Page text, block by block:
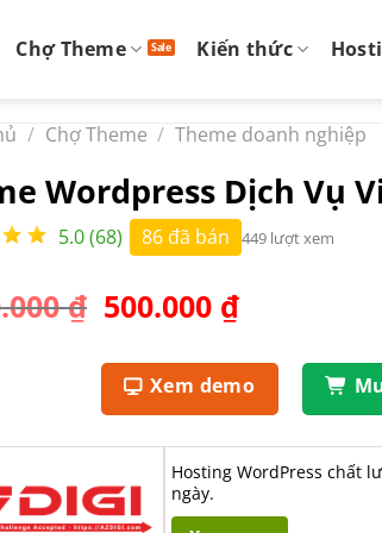
Chợ Theme Kiến thức
/ Chợ Theme / Theme doanh nghiệp
Wordpress Dịch Vụ
5.0 (68) 86 đã bán 449 lượt xem
₫ Giá
là:
1.200.000 ₫.
500.000 ₫Giá
tại
là:
500.000 ₫.
Xem demo
Hosting WordPress chất
ngày.